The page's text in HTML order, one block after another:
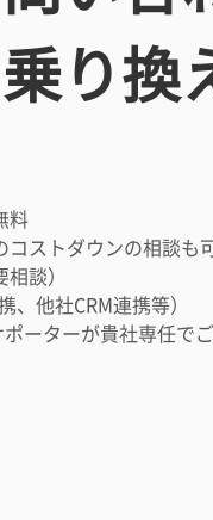
り換
料
ストダウンの相談も
談）
他社CRM連携等）
ーターが貴社専任で